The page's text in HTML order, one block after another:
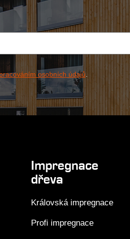
osobních údajů
Impregnace
dřeva
Královská impregnace
Profi impregnace